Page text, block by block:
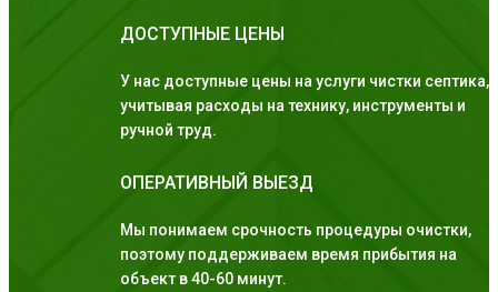
ДОСТУПНЫЕ ЦЕНЫ
У нас доступные цены на услуги чистки септика,
учитывая расходы на технику, инструменты и
ручной труд.
ОПЕРАТИВНЫЙ ВЫЕЗД
Мы понимаем срочность процедуры очистки,
поэтому поддерживаем время прибытия на
объект в 40-60 минут.